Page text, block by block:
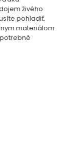
živého
pohladiť.
materiálom